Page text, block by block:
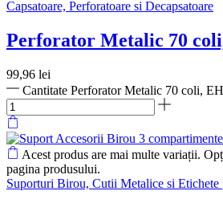
Capsatoare, Perforatoare si Decapsatoare
Perforator Metalic 70
99,96 lei
Cantitate Perforator Metalic 70 coli,
Acest produs are mai multe variații.
pagina produsului.
Suporturi Birou, Cutii Metalice si Etichete